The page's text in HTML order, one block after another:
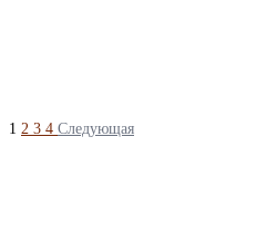
1 2 3 4 Следующая